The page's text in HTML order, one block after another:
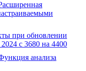
при обновлении
с 3680 на 4400
анализа